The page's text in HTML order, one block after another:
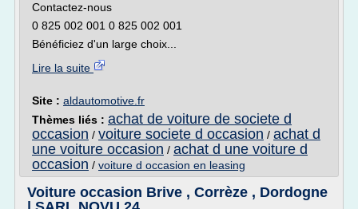
Contactez-nous
0 825 002 001 0 825 002 001
Bénéficiez d'un large choix...
Lire la suite
Site : aldautomotive.fr
Thèmes liés : achat de voiture de societe d
occasion / voiture societe d occasion / achat d
une voiture occasion / achat d une voiture d
occasion / voiture d occasion en leasing
Voiture occasion Brive , Corrèze , Dordogne